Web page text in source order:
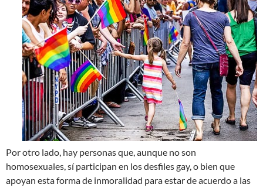
Por otro lado, hay personas que, aunque no son
homosexuales, sí participan en los desfiles gay, o bien que
apoyan esta forma de inmoralidad para estar de acuerdo a las